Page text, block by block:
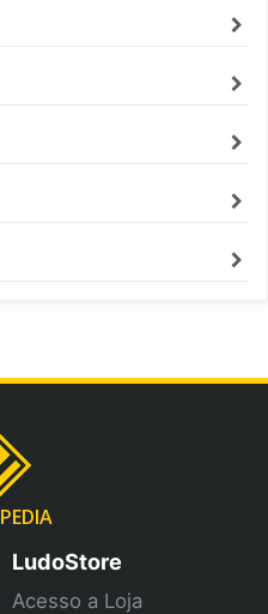
PEDIA
LudoStore
Acesso a Loja